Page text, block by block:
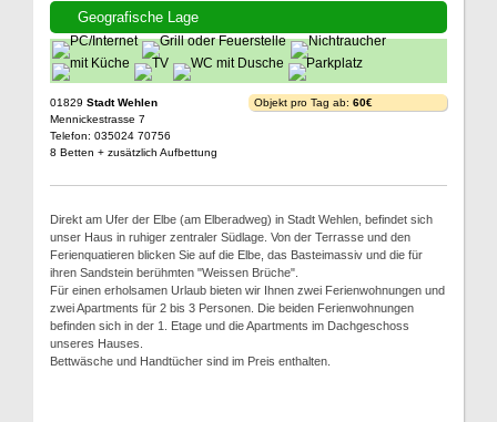
Geografische Lage
01829 Stadt Wehlen
Mennickestrasse 7
Telefon: 035024 70756
8 Betten + zusätzlich Aufbettung
Objekt pro Tag ab: 60€
Direkt am Ufer der Elbe (am Elberadweg) in Stadt Wehlen, befindet sich
unser Haus in ruhiger zentraler Südlage. Von der Terrasse und den
Ferienquatieren blicken Sie auf die Elbe, das Basteimassiv und die für
ihren Sandstein berühmten "Weissen Brüche".
Für einen erholsamen Urlaub bieten wir Ihnen zwei Ferienwohnungen und
zwei Apartments für 2 bis 3 Personen. Die beiden Ferienwohnungen
befinden sich in der 1. Etage und die Apartments im Dachgeschoss
unseres Hauses.
Bettwäsche und Handtücher sind im Preis enthalten.